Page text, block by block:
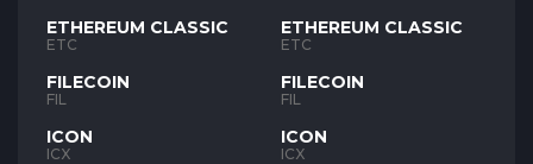
ETHEREUM CLASSIC
ETC
FILECOIN
FIL
ICON
ICX
ETHEREUM CLASSIC
ETC
FILECOIN
FIL
ICON
ICX